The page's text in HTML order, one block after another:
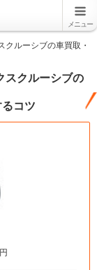
メニュー
クルーシブの車買取・
スクルーシブの
コツ